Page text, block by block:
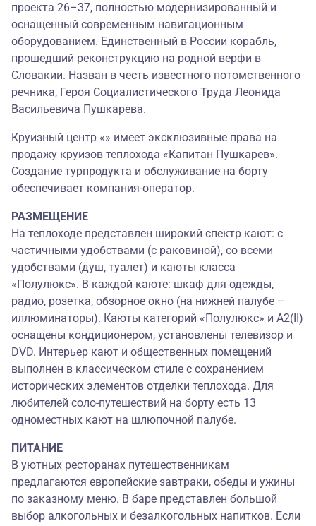
проекта 26–37, полностью модернизированный и
оснащенный современным навигационным
оборудованием. Единственный в России корабль,
прошедший реконструкцию на родной верфи в
Словакии. Назван в честь известного потомственного
речника, Героя Социалистического Труда Леонида
Васильевича Пушкарева.
Круизный центр «» имеет эксклюзивные права на
продажу круизов теплохода «Капитан Пушкарев».
Создание турпродукта и обслуживание на борту
обеспечивает компания-оператор.
РАЗМЕЩЕНИЕ
На теплоходе представлен широкий спектр кают: с
частичными удобствами (с раковиной), со всеми
удобствами (душ, туалет) и каюты класса
«Полулюкс». В каждой каюте: шкаф для одежды,
радио, розетка, обзорное окно (на нижней палубе –
иллюминаторы). Каюты категорий «Полулюкс» и А2(II)
оснащены кондиционером, установлены телевизор и
DVD. Интерьер кают и общественных помещений
выполнен в классическом стиле с сохранением
исторических элементов отделки теплохода. Для
любителей соло-путешествий на борту есть 13
одноместных кают на шлюпочной палубе.
ПИТАНИЕ
В уютных ресторанах путешественникам
предлагаются европейские завтраки, обеды и ужины
по заказному меню. В баре представлен большой
выбор алкогольных и безалкогольных напитков. Если